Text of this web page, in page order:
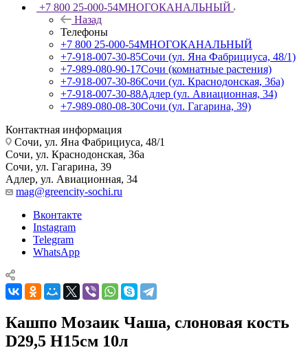
+7 800 25-000-54МНОГОКАНАЛЬНЫЙ
Назад
Телефоны
+7 800 25-000-54МНОГОКАНАЛЬНЫЙ
+7-918-007-30-85Сочи (ул. Яна Фабрициуса, 48/1)
+7-989-080-90-17Сочи (комнатные растения)
+7-918-007-30-86Сочи (ул. Краснодонская, 36а)
+7-918-007-30-88Адлер (ул. Авиационная, 34)
+7-989-080-08-30Сочи (ул. Гагарина, 39)
Контактная информация
Сочи, ул. Яна Фабрициуса, 48/1
Сочи, ул. Краснодонская, 36а
Сочи, ул. Гагарина, 39
Адлер, ул. Авиационная, 34
mag@greencity-sochi.ru
Вконтакте
Instagram
Telegram
WhatsApp
Кашпо Мозаик Чаша, слоновая кость
D29,5 H15cм 10л